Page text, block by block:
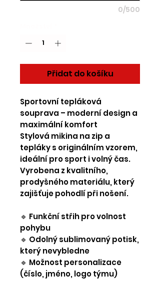
0/500
Přidat do košíku
Sportovní tepláková
souprava – moderní design a
maximální komfort
Stylová mikina na zip a
tepláky s originálním vzorem,
ideální pro sport i volný čas.
Vyrobena z kvalitního,
prodyšného materiálu, který
zajišťuje pohodlí při nošení.
🔹 Funkční střih pro volnost
pohybu
🔹 Odolný sublimovaný potisk,
který nevybledne
🔹 Možnost personalizace
(číslo, jméno, logo týmu)